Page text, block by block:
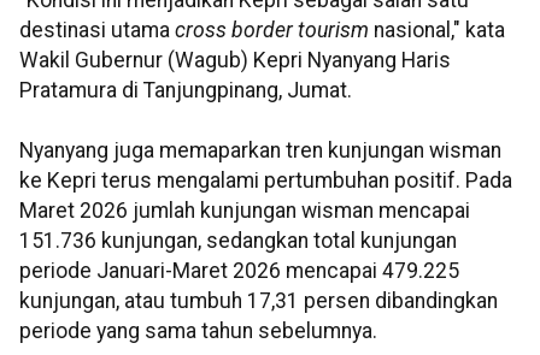
destinasi utama cross border tourism nasional," kata
Wakil Gubernur (Wagub) Kepri Nyanyang Haris
Pratamura di Tanjungpinang, Jumat.
Nyanyang juga memaparkan tren kunjungan wisman
ke Kepri terus mengalami pertumbuhan positif. Pada
Maret 2026 jumlah kunjungan wisman mencapai
151.736 kunjungan, sedangkan total kunjungan
periode Januari-Maret 2026 mencapai 479.225
kunjungan, atau tumbuh 17,31 persen dibandingkan
periode yang sama tahun sebelumnya.